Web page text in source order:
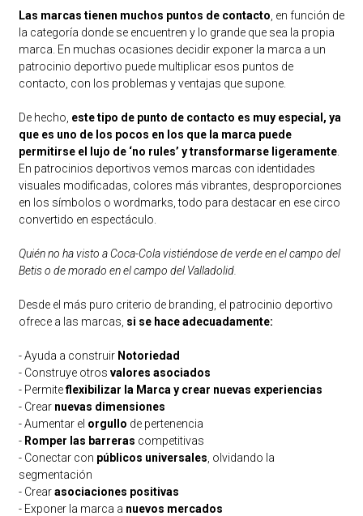
Las marcas tienen muchos puntos de contacto , en función de
la categoría donde se encuentren y lo grande que sea la propia
marca. En muchas ocasiones decidir exponer la marca a un
patrocinio deportivo puede multiplicar esos puntos de
contacto, con los problemas y ventajas que supone.
De hecho, este tipo de punto de contacto es muy especial, ya
que es uno de los pocos en los que la marca puede
permitirse el lujo de ‘no rules’ y transformarse ligeramente.
En patrocinios deportivos vemos marcas con identidades
visuales modificadas, colores más vibrantes, desproporciones
en los símbolos o wordmarks, todo para destacar en ese circo
convertido en espectáculo.
Quién no ha visto a Coca-Cola vistiéndose de verde en el campo del
Betis o de morado en el campo del Valladolid.
Desde el más puro criterio de branding, el patrocinio deportivo
ofrece a las marcas, si se hace adecuadamente:
- Ayuda a construir Notoriedad
- Construye otros valores asociados
- Permiteflexibilizar la Marca y crear nuevas experiencias
- Crear nuevas dimensiones
- Aumentar el orgullo de pertenencia
- Romper las barreras competitivas
- Conectar con públicos universales , olvidando la
segmentación
- Crearasociaciones positivas
- Exponer la marca a nuevos mercados